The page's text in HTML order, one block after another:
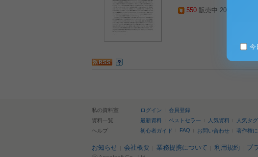
550 販売中 2026/02/10
私の資料室 ログイン
会員登録
資料一覧
最新資料 ベストセラー 人気資料 人気タグ
ヘルプ
初心者ガイド FAQ お問い合わせ 著作権
お知らせ 会社概要 業務提携について 利用規約 プ
今